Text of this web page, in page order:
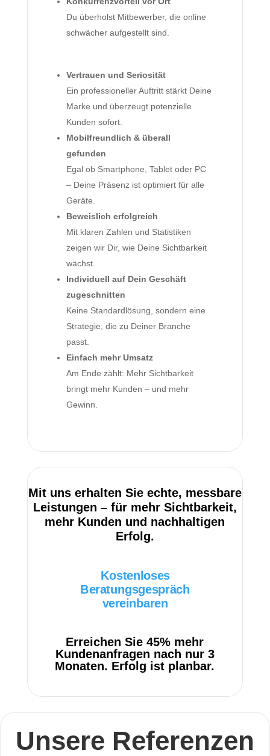
Du überholst Mitbewerber, die online
schwächer aufgestellt sind.
Vertrauen und Seriosität
Ein professioneller Auftritt stärkt Deine
Marke und überzeugt potenzielle
Kunden sofort.
Mobilfreundlich & überall
gefunden
Egal ob Smartphone, Tablet oder PC
– Deine Präsenz ist optimiert für alle
Geräte.
Beweislich erfolgreich
Mit klaren Zahlen und Statistiken
zeigen wir Dir, wie Deine Sichtbarkeit
wächst.
Individuell auf Dein Geschäft
zugeschnitten
Keine Standardlösung, sondern eine
Strategie, die zu Deiner Branche
passt.
Einfach mehr Umsatz
Am Ende zählt: Mehr Sichtbarkeit
bringt mehr Kunden – und mehr
Gewinn.
Mit uns erhalten Sie echte, messbare
Leistungen – für mehr Sichtbarkeit,
mehr Kunden und nachhaltigen
Erfolg.
Kostenloses
Beratungsgespräch
vereinbaren
Erreichen Sie 45% mehr
Kundenanfragen nach nur 3
Monaten. Erfolg ist planbar.
Unsere Referenzen